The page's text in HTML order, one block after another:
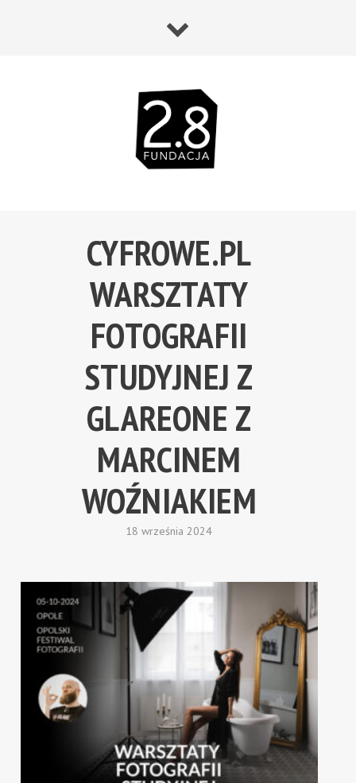
CYFROWE.PL
WARSZTATY
FOTOGRAFII
STUDYJNEJ Z
GLAREONE Z
MARCINEM
WOŹNIAKIEM
18 września 2024